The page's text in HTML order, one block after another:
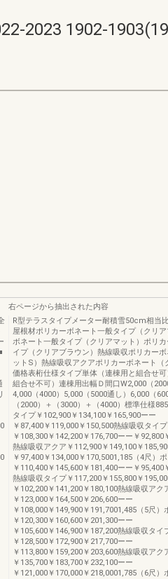
2023 1902-
右ページから抽出された内容
R型テラスタイプメーター耐積雪50cm相当
屋根材ポリカーボネート一般タイプ（クリ
ボネート一般タイプ（クリアマット）ポリ
イプ（クリアブラウン）熱線吸収ポリカー
ットS）熱線吸収アクアポリカーボネート（
価格表桁仕様タイプ単体（連棟用と組合せ
組合せ不可）連棟用出幅Ｄ間口W2,000（
4,000（4000）5,000（5000通し）6,000（
（2000）＋（3000）＋（4000）標準仕様
タイプ￥102,900￥134,100￥165,900ーー
￥87,400￥119,000￥150,500熱線吸収タイプ
￥108,300￥142,200￥176,700ーー￥92,800
熱線吸収アクア￥112,900￥149,100￥
￥97,400￥134,000￥170,5001,185（4尺）
￥110,400￥145,600￥181,400ーー￥95,400
熱線吸収タイプ￥117,200￥155,800￥
￥102,200￥141,200￥180,100熱線吸収アク
￥123,000￥164,500￥206,600ーー
￥108,000￥149,900￥191,7001,485（5尺）
￥120,300￥160,600￥201,300ーー
￥105,600￥146,900￥187,200熱線吸収タイ
￥128,500￥172,900￥217,700ーー
￥113,800￥159,200￥203,600熱線吸収アク
￥135,700￥183,700￥232,100ーー
￥121,000￥170,000￥218,0001,785（6尺）